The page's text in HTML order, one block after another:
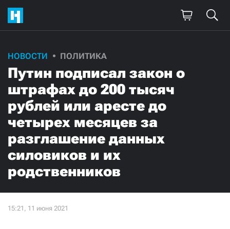
НОВОСТИ ПОЛИТИКА
Путин подписал закон о
штрафах до 200 тысяч
рублей или аресте до
четырех месяцев за
разглашение данных
силовиков и их
родственников